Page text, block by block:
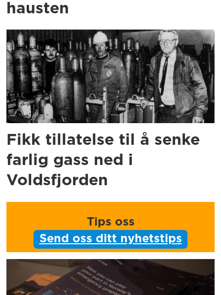
hausten
Fikk tillatelse til å senke
farlig gass ned i
Voldsfjorden
Tips oss
Send oss ditt nyhetstips